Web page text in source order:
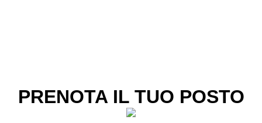
PRENOTA IL TUO POSTO